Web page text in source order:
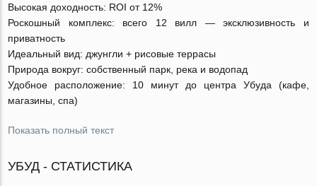
Высокая доходность: ROI от 12%
Роскошный комплекс: всего 12 вилл — эксклюзивность и
приватность
Идеальный вид: джунгли + рисовые террасы
Природа вокруг: собственный парк, река и водопад
Удобное расположение: 10 минут до центра Убуда (кафе,
магазины, спа)
Показать полный текст
УБУД - СТАТИСТИКА